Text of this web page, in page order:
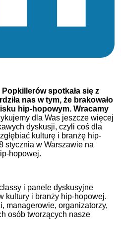
spotkała się z
nas w tym, że brakowało
hip-hopowym. Wracamy
dla Was jeszcze więcej
dyskusji, czyli coś dla
kulturę i branżę hip-
stycznia w Warszawie na
hopowej.
i panele dyskusyjne
kultury i branży hip-hopowej.
managerowie, organizatorzy,
osób tworzących nasze